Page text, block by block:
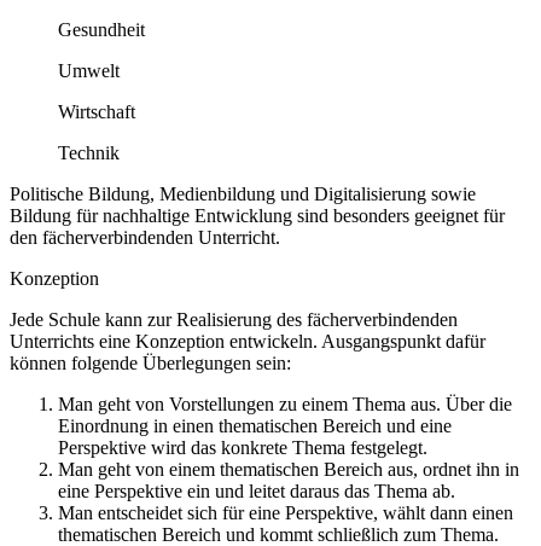
Gesundheit
Umwelt
Wirtschaft
Technik
Politische Bildung, Medienbildung und Digitalisierung sowie
Bildung für nachhaltige Entwicklung sind besonders geeignet für
den fächerverbindenden Unterricht.
Konzeption
Jede Schule kann zur Realisierung des fächerverbindenden
Unterrichts eine Konzeption entwickeln. Ausgangspunkt dafür
können folgende Überlegungen sein:
Man geht von Vorstellungen zu einem Thema aus. Über die
Einordnung in einen thematischen Bereich und eine
Perspektive wird das konkrete Thema festgelegt.
Man geht von einem thematischen Bereich aus, ordnet ihn in
eine Perspektive ein und leitet daraus das Thema ab.
Man entscheidet sich für eine Perspektive, wählt dann einen
thematischen Bereich und kommt schließlich zum Thema.